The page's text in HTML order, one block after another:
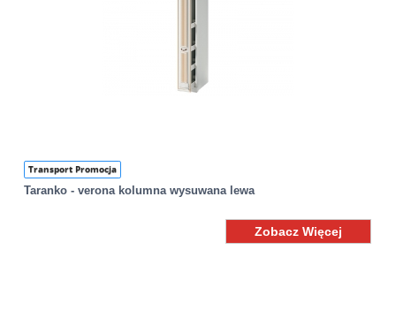
Transport Promocja
Taranko - verona kolumna wysuwana lewa
Zobacz Więcej